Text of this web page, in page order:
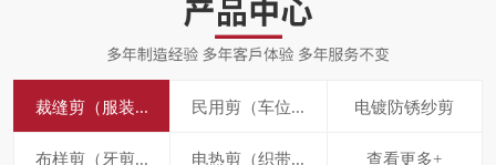
裁缝剪（服装... 民用剪（车位... 电镀防锈纱剪
布样剪（牙剪... 电热剪（织带... 查看更多+